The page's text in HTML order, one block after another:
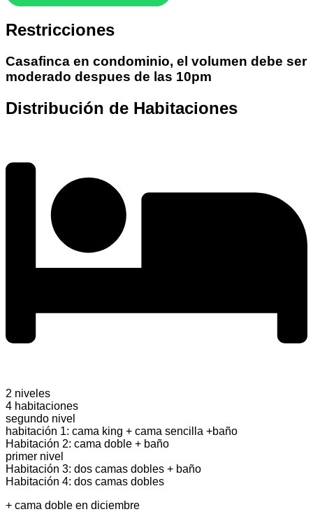
Restricciones
Casafinca en condominio, el volumen debe ser
moderado despues de las 10pm
Distribución de Habitaciones
2 niveles
4 habitaciones
segundo nivel
habitación 1: cama king + cama sencilla +baño
Habitación 2: cama doble + baño
primer nivel
Habitación 3: dos camas dobles + baño
Habitación 4: dos camas dobles
+ cama doble en diciembre